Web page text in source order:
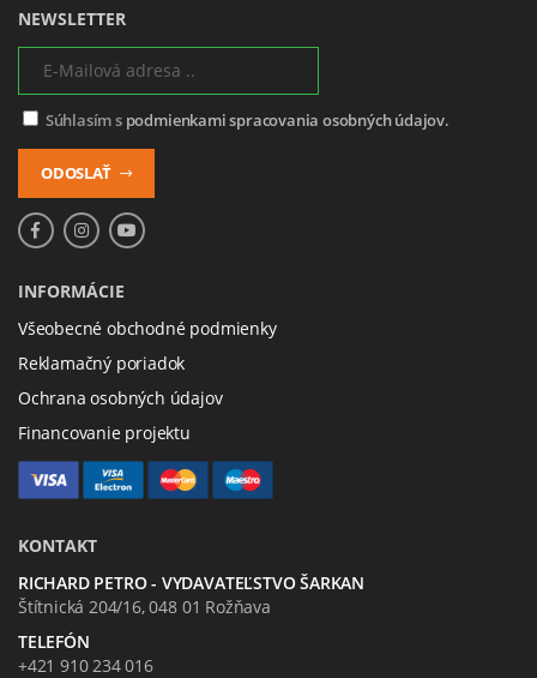
NEWSLETTER
Súhlasím s podmienkami spracovania osobných údajov.
ODOSLAŤ
INFORMÁCIE
Všeobecné obchodné podmienky
Reklamačný poriadok
Ochrana osobných údajov
Financovanie projektu
KONTAKT
RICHARD PETRO - VYDAVATEĽSTVO ŠARKAN
Štítnická 204/16, 048 01 Rožňava
TELEFÓN
+421 910 234 016